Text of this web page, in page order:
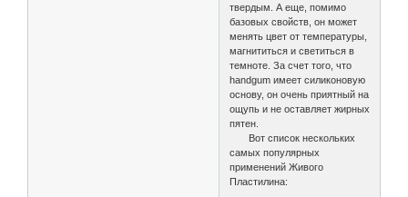
твердым. А еще, помимо
базовых свойств, он может
менять цвет от температуры,
магнититься и светиться в
темноте. За счет того, что
handgum имеет силиконовую
основу, он очень приятный на
ощупь и не оставляет жирных
пятен.
Вот список нескольких
самых популярных
применений Живого
Пластилина: